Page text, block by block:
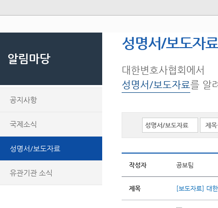
알림마당
공지사항
국제소식
성명서/보도자료
유관기관 소식
성명서/보도자료
대한변호사협회에서
성명서/보도자료를 알
작성자 공보팀
제목 [보도자료] 대